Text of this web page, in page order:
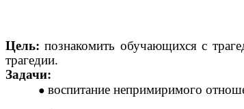
Цель: познакомить обучающихся с
трагедии.
Задачи:
воспитание непримиримого